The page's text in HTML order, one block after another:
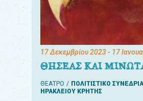
17 Δεκεμβρίου 2023- 17
ΘΗΣΕΑΣ ΚΑΙ
ΘΕΑΤΡΟ
ΠΟΛΙΤΙΣΤΙΚΟ
ΗΡΑΚΛΕΙΟΥ ΚΡΗΤΗΣ